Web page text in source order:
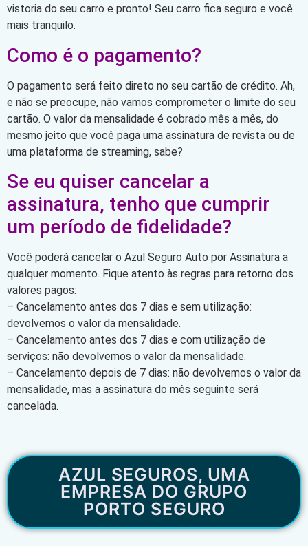
vistoria do seu carro e pronto! Seu carro fica seguro e você
mais tranquilo.
Como é o pagamento?
O pagamento será feito direto no seu cartão de crédito. Ah,
e não se preocupe, não vamos comprometer o limite do seu
cartão. O valor da mensalidade é cobrado mês a mês, do
mesmo jeito que você paga uma assinatura de revista ou de
uma plataforma de streaming, sabe?
Se eu quiser cancelar a
assinatura, tenho que cumprir
um período de fidelidade?
Você poderá cancelar o Azul Seguro Auto por Assinatura a
qualquer momento. Fique atento às regras para retorno dos
valores pagos:
– Cancelamento antes dos 7 dias e sem utilização:
devolvemos o valor da mensalidade.
– Cancelamento antes dos 7 dias e com utilização de
serviços: não devolvemos o valor da mensalidade.
– Cancelamento depois de 7 dias: não devolvemos o valor da
mensalidade, mas a assinatura do mês seguinte será
cancelada.
AZUL SEGUROS, UMA
EMPRESA DO GRUPO
PORTO SEGURO